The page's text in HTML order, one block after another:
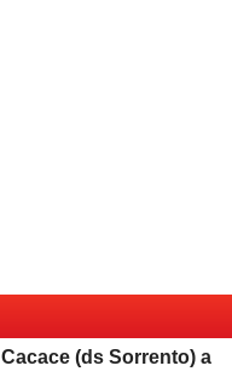
Cacace (ds Sorrento) a